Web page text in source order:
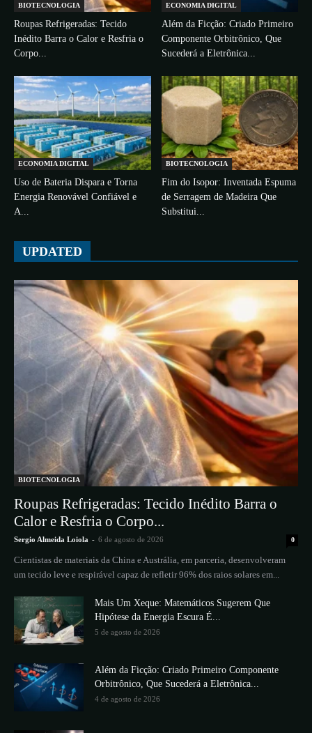
BIOTECNOLOGIA
Roupas Refrigeradas: Tecido
Inédito Barra o Calor e Resfria o
Corpo...
ECONOMIA DIGITAL
Além da Ficção: Criado Primeiro
Componente Orbitrônico, Que
Sucederá a Eletrônica...
ECONOMIA DIGITAL
Uso de Bateria Dispara e Torna
Energia Renovável Confiável e
A...
BIOTECNOLOGIA
Fim do Isopor: Inventada Espuma
de Serragem de Madeira Que
Substitui...
UPDATED
BIOTECNOLOGIA
Roupas Refrigeradas: Tecido Inédito Barra o
Calor e Resfria o Corpo...
Sergio Almeida Loiola - 6 de agosto de 2026 0
Cientistas de materiais da China e Austrália, em parceria, desenvolveram
um tecido leve e respirável capaz de refletir 96% dos raios solares em...
Mais Um Xeque: Matemáticos Sugerem Que
Hipótese da Energia Escura É...
5 de agosto de 2026
Além da Ficção: Criado Primeiro Componente
Orbitrônico, Que Sucederá a Eletrônica...
4 de agosto de 2026